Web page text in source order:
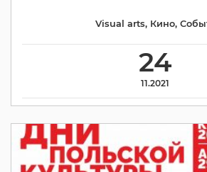
24
11.2021
Visual arts, Кино,